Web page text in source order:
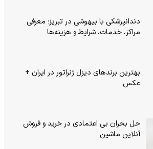
دندانپزشکی با بیهوشی در تبریز؛ معرفی
مراکز، خدمات، شرایط و هزینه‌ها
بهترین برندهای دیزل ژنراتور در ایران +
عکس
حل بحران بی‌ اعتمادی در خرید و فروش
آنلاین ماشین